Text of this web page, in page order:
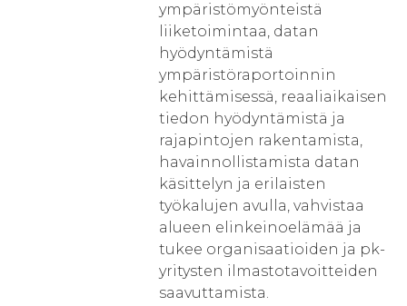
ympäristömyönteistä
liiketoimintaa, datan
hyödyntämistä
ympäristöraportoinnin
kehittämisessä, reaaliaikaisen
tiedon hyödyntämistä ja
rajapintojen rakentamista,
havainnollistamista datan
käsittelyn ja erilaisten
työkalujen avulla, vahvistaa
alueen elinkeinoelämää ja
tukee organisaatioiden ja pk-
yritysten ilmastotavoitteiden
saavuttamista.